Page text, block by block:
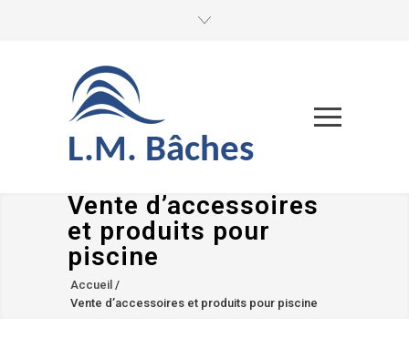
L.M. Bâches
Vente d’accessoires
et produits pour
piscine
Accueil /
Vente d’accessoires et produits pour piscine